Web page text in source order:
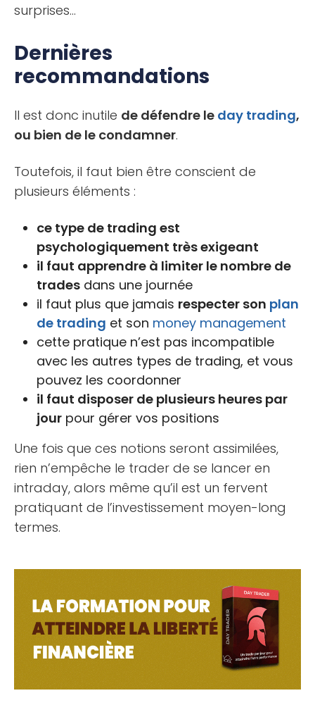
surprises…
Dernières
recommandations
Il est donc inutile de défendre le day trading,
ou bien de le condamner.
Toutefois, il faut bien être conscient de
plusieurs éléments :
ce type de trading est
psychologiquement très exigeant
il faut apprendre à limiter le nombre de
trades dans une journée
il faut plus que jamais respecter son plan
de trading et son money management
cette pratique n’est pas incompatible
avec les autres types de trading, et vous
pouvez les coordonner
il faut disposer de plusieurs heures par
jour pour gérer vos positions
Une fois que ces notions seront assimilées,
rien n’empêche le trader de se lancer en
intraday, alors même qu’il est un fervent
pratiquant de l’investissement moyen-long
termes.